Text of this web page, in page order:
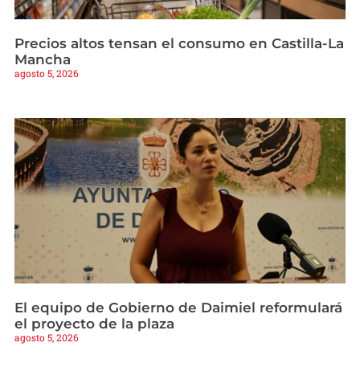
Precios altos tensan el consumo en Castilla-La
Mancha
agosto 5, 2026
El equipo de Gobierno de Daimiel reformulará
el proyecto de la plaza
agosto 5, 2026